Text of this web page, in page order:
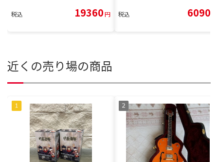
税込 19360円 税込 6090
近くの売り場の商品